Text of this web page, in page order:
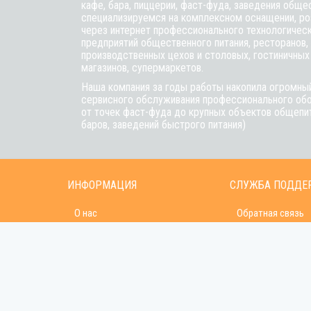
кафе, бара, пиццерии, фаст-фуда, заведения
специализируемся на комплексном оснащении,
через интернет профессионального
предприятий общественного питания,
производственных цехов и столовых,
магазинов, супермаркетов.
Наша компания за годы работы накопила
сервисного обслуживания профессионального
от точек фаст-фуда до крупных объектов
баров, заведений быстрого питания)
ИНФОРМАЦИЯ
О нас
СЛУЖБА
Обратная связь